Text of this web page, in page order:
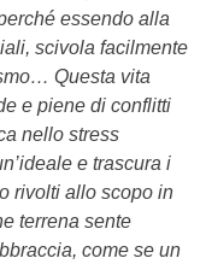
essendo alla
scivola facilmente
Questa vita
e piene di conflitti
nello stress
e trascura i
rivolti allo scopo in
terrena sente
come se un